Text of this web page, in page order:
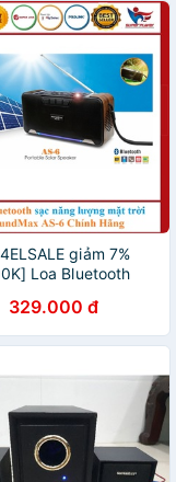
giảm 7%
Loa Bluetooth
AS-6 - Chính
329.000 đ